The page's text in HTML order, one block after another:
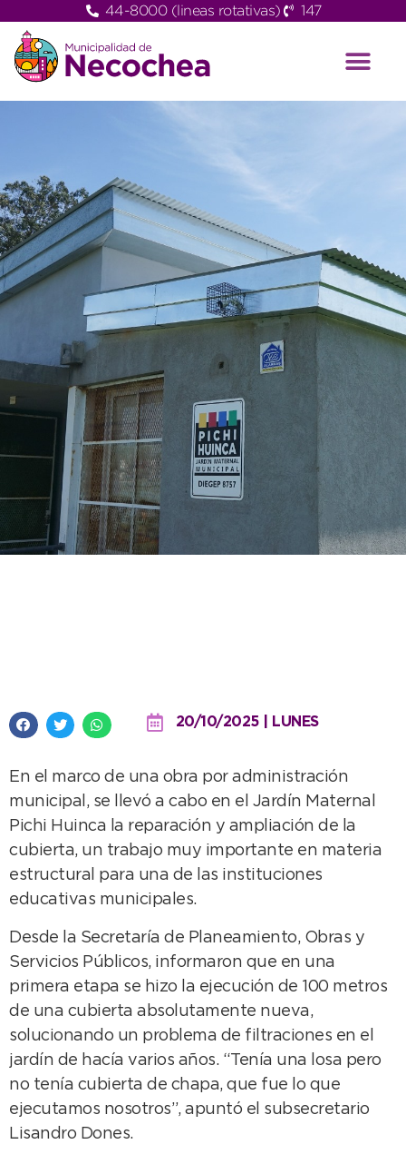
44-8000 (lineas rotativas) 147
20/10/2025 | LUNES
En el marco de una obra por administración
municipal, se llevó a cabo en el Jardín Maternal
Pichi Huinca la reparación y ampliación de la
cubierta, un trabajo muy importante en materia
estructural para una de las instituciones
educativas municipales.
Desde la Secretaría de Planeamiento, Obras y
Servicios Públicos, informaron que en una
primera etapa se hizo la ejecución de 100 metros
de una cubierta absolutamente nueva,
solucionando un problema de filtraciones en el
jardín de hacía varios años. “Tenía una losa pero
no tenía cubierta de chapa, que fue lo que
ejecutamos nosotros”, apuntó el subsecretario
Lisandro Dones.